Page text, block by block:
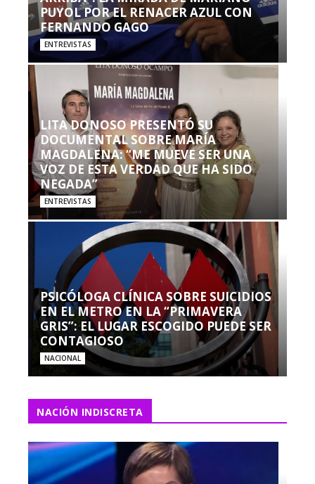
PUYOL POR EL RENACER AZUL CON
FERNANDO GAGO
ENTREVISTAS
LITA DONOSO PRESENTÓ SU
DOCUMENTAL SOBRE MARÍA
MAGDALENA: “ME MUEVE SER UNA
VOZ DE ESTA VERDAD QUE HA SIDO
NEGADA”
ENTREVISTAS
PSICÓLOGA CLÍNICA SOBRE SUICIDIOS
EN EL METRO EN LA “PRIMAVERA
GRIS”: EL LUGAR ESCOGIDO PUEDE SER
CONTAGIOSO
NACIONAL
NACIÓN INDISCRETA